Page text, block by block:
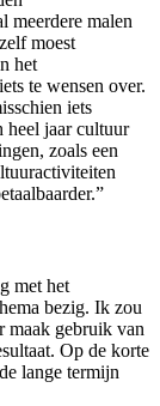
meerdere malen
moest
het
te wensen over.
iets
heel jaar cultuur
zoals een
met het
bezig. Ik zou
maak gebruik van
Op de korte
lange termijn